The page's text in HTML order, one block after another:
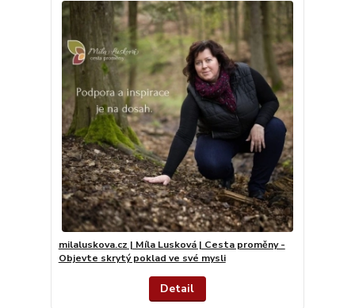
milaluskova.cz | Míla Lusková | Cesta proměny -
Objevte skrytý poklad ve své mysli
Detail